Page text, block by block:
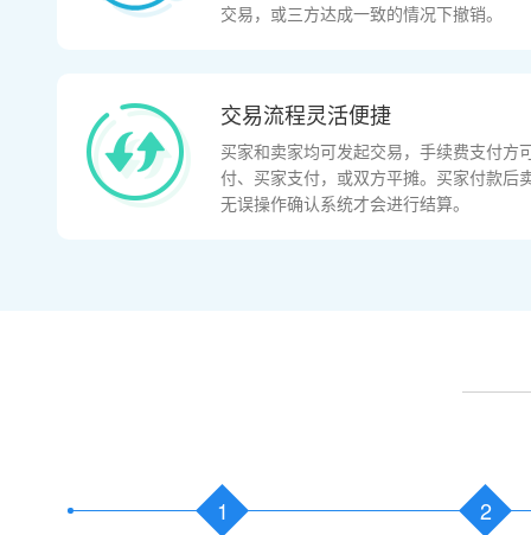
交易，或三方达成一致的情况下撤销。
交易流程灵活便捷
买家和卖家均可发起交易，手续费支付方
付、买家支付，或双方平摊。买家付款后
无误操作确认系统才会进行结算。
1
2